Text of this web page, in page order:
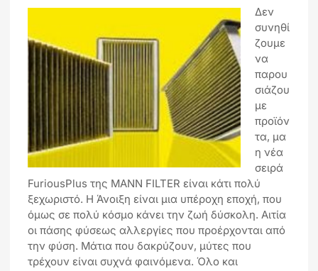
Δεν
συνηθί
ζουμε
να
παρου
σιάζου
με
προϊόν
τα, μα
η νέα
σειρά
FuriousPlus της MANN FILTER είναι κάτι πολύ
ξεχωριστό. Η Άνοιξη είναι μια υπέροχη εποχή, που
όμως σε πολύ κόσμο κάνει την ζωή δύσκολη. Αιτία
οι πάσης φύσεως αλλεργίες που προέρχονται από
την φύση. Μάτια που δακρύζουν, μύτες που
τρέχουν είναι συχνά φαινόμενα. Όλο και